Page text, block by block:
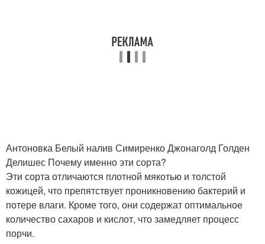
Антоновка Белый налив Симиренко Джонаголд Голден
Делишес Почему именно эти сорта?
Эти сорта отличаются плотной мякотью и толстой
кожицей, что препятствует проникновению бактерий и
потере влаги. Кроме того, они содержат оптимальное
количество сахаров и кислот, что замедляет процесс
порчи.